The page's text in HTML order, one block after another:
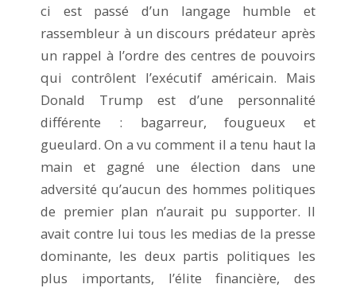
ci est passé d’un langage humble et
rassembleur à un discours prédateur après
un rappel à l’ordre des centres de pouvoirs
qui contrôlent l’exécutif américain. Mais
Donald Trump est d’une personnalité
différente : bagarreur, fougueux et
gueulard. On a vu comment il a tenu haut la
main et gagné une élection dans une
adversité qu’aucun des hommes politiques
de premier plan n’aurait pu supporter. Il
avait contre lui tous les medias de la presse
dominante, les deux partis politiques les
plus importants, l’élite financière, des